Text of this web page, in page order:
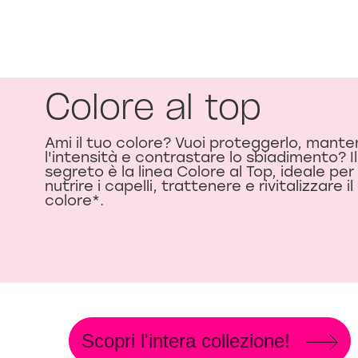
Scopri l'intera collezione!
Ami il tuo colore? Vuoi proteggerlo,
l'intensità e contrastare lo sbiadimento? Il
segreto è la linea Colore al Top, ideale per
nutrire i capelli, trattenere e rivitalizzare il
colore*.
Colore al top